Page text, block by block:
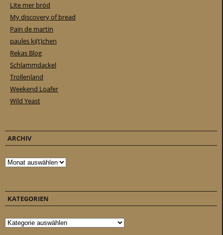
Lite mer bröd
My discovery of bread
Pain de martin
paules ki(t)chen
Rekas Blog
Schlammdackel
Trollenland
Weekend Loafer
Wild Yeast
ARCHIV
Archiv
KATEGORIEN
Kategorien